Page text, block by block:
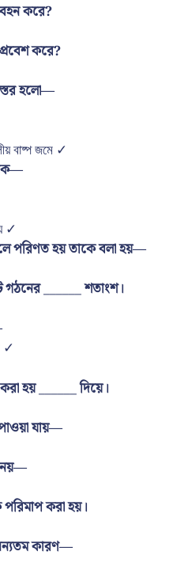
বহন করে?
করে?
হলো—
বাষ্প জমে ✓
✓
পরিণত হয় তাকে বলা হয়—
______ শতাংশ।
✓
হয় ______ দিয়ে।
যায়—
নয়—
করা হয়।
কারণ—